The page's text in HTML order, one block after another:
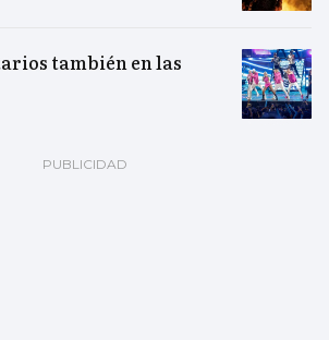
también en las